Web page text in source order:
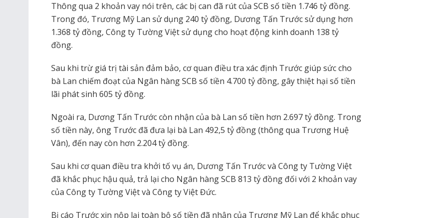
Thông qua 2 khoản vay nói trên, các bị can đã rút của SCB số tiền 1.746 tỷ đồng.
Trong đó, Trương Mỹ Lan sử dụng 240 tỷ đồng, Dương Tấn Trước sử dụng hơn
1.368 tỷ đồng, Công ty Tường Việt sử dụng cho hoạt động kinh doanh 138 tỷ
đồng.
Sau khi trừ giá trị tài sản đảm bảo, cơ quan điều tra xác định Trước giúp sức cho
bà Lan chiếm đoạt của Ngân hàng SCB số tiền 4.700 tỷ đồng, gây thiệt hại số tiền
lãi phát sinh 605 tỷ đồng.
Ngoài ra, Dương Tấn Trước còn nhận của bà Lan số tiền hơn 2.697 tỷ đồng. Trong
số tiền này, ông Trước đã đưa lại bà Lan 492,5 tỷ đồng (thông qua Trương Huệ
Vân), đến nay còn hơn 2.204 tỷ đồng.
Sau khi cơ quan điều tra khởi tố vụ án, Dương Tấn Trước và Công ty Tường Việt
đã khắc phục hậu quả, trả lại cho Ngân hàng SCB 813 tỷ đồng đối với 2 khoản vay
của Công ty Tường Việt và Công ty Việt Đức.
Bị cáo Trước xin nộp lại toàn bộ số tiền đã nhận của Trương Mỹ Lan để khắc phục